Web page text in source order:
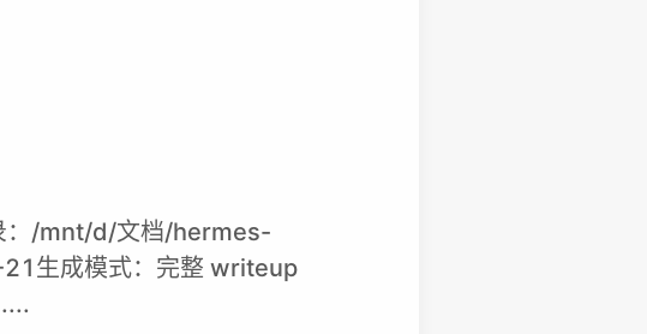
：/mnt/d/文档/hermes-
生成模式：完整 writeup